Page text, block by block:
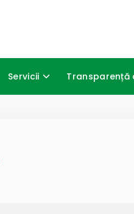
Servicii Transparență